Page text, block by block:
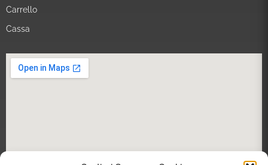
Carrello
Cassa